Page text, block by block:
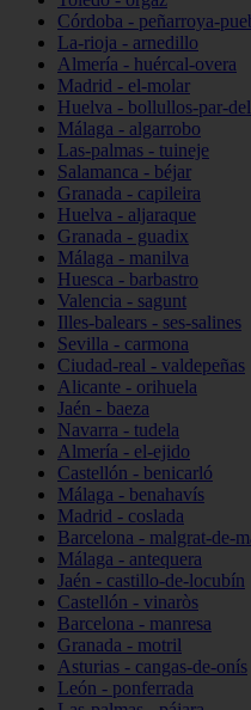
Córdoba - peñarroya-
La-rioja - arnedillo
Almería - huércal-overa
Madrid - el-molar
Huelva - bollullos-par-
Málaga - algarrobo
Las-palmas - tuineje
Salamanca - béjar
Granada - capileira
Huelva - aljaraque
Granada - guadix
Málaga - manilva
Huesca - barbastro
Valencia - sagunt
Illes-balears - ses-salines
Sevilla - carmona
Ciudad-real - valdepeñas
Alicante - orihuela
Jaén - baeza
Navarra - tudela
Almería - el-ejido
Castellón - benicarló
Málaga - benahavís
Madrid - coslada
Barcelona - malgrat-de-
Málaga - antequera
Jaén - castillo-de-locubín
Castellón - vinaròs
Barcelona - manresa
Granada - motril
Asturias - cangas-de-onís
León - ponferrada